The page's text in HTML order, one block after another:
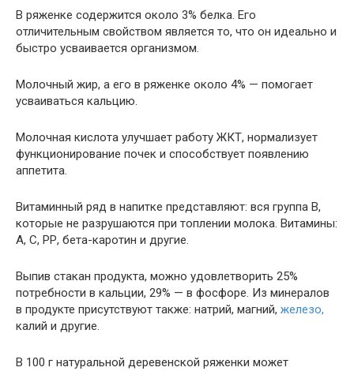
В ряженке содержится около 3% белка. Его
отличительным свойством является то, что он идеально и
быстро усваивается организмом.
Молочный жир, а его в ряженке около 4% — помогает
усваиваться кальцию.
Молочная кислота улучшает работу ЖКТ, нормализует
функционирование почек и способствует появлению
аппетита.
Витаминный ряд в напитке представляют: вся группа В,
которые не разрушаются при топлении молока. Витамины:
А, С, РР, бета-каротин и другие.
Выпив стакан продукта, можно удовлетворить 25%
потребности в кальции, 29% — в фосфоре. Из минералов
в продукте присутствуют также: натрий, магний, железо,
калий и другие.
В 100 г натуральной деревенской ряженки может